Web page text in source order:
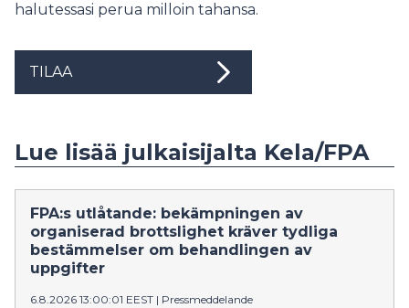
halutessasi perua milloin tahansa.
TILAA
Lue lisää julkaisijalta Kela/FPA
FPA:s utlåtande: bekämpningen av
organiserad brottslighet kräver tydliga
bestämmelser om behandlingen av
uppgifter
6.8.2026 13:00:01 EEST | Pressmeddelande